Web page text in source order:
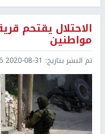
الاحتلال يقتحم
مواطنين
تم النشر بتاريخ: 2020-08-31 12:56